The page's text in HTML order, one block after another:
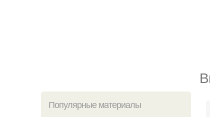
Популярные материалы